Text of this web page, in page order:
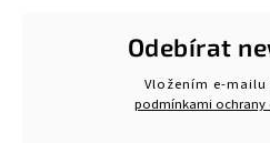
Odebírat
Vložením e-
podmínkami ochrany